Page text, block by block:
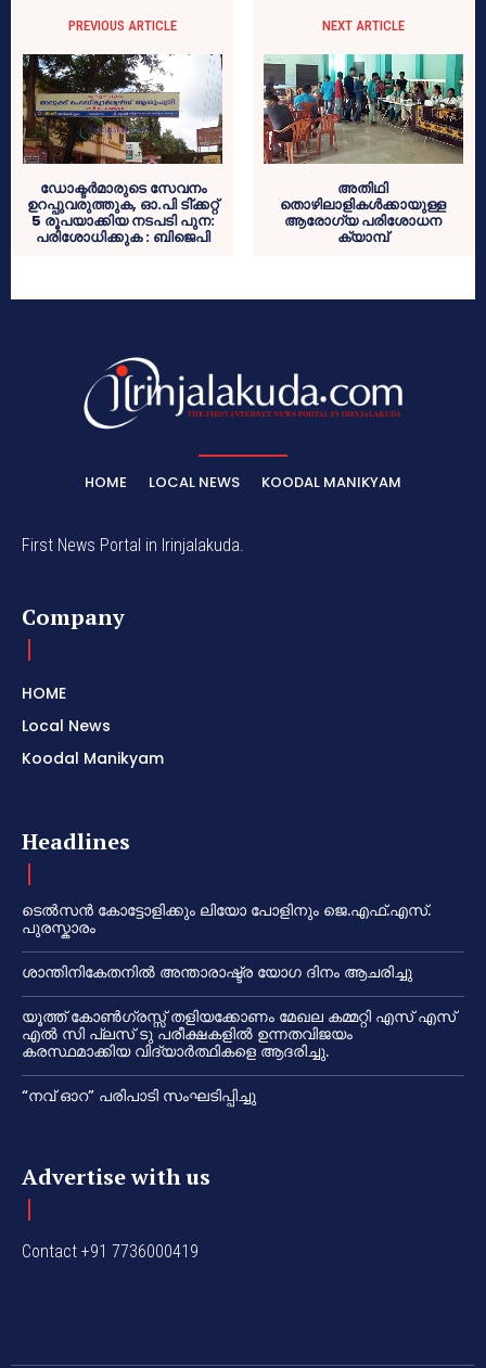
PREVIOUS ARTICLE
ഡോക്ടര്‍മാരുടെ സേവനം
ഉറപ്പുവരുത്തുക, ഓ.പി ടി്ക്കറ്റ്
5 രൂപയാക്കിയ നടപടി പുന:
പരിശോധിക്കുക : ബിജെപി
NEXT ARTICLE
അതിഥി
തൊഴിലാളികള്‍ക്കായുള്ള
ആരോഗ്യ പരിശോധന
ക്യാമ്പ്
HOME LOCAL NEWS KOODAL MANIKYAM
First News Portal in Irinjalakuda.
Company
HOME
Local News
Koodal Manikyam
Headlines
ടെൽസൻ കോട്ടോളിക്കും ലിയോ പോളിനും ജെ.എഫ്.എസ്.
പുരസ്കാരം
ശാന്തിനികേതനിൽ അന്താരാഷ്ട്ര യോഗ ദിനം ആചരിച്ചു
യൂത്ത് കോൺഗ്രസ്സ് തളിയക്കോണം മേഖല കമ്മറ്റി എസ് എസ്
എൽ സി പ്ലസ് ടു പരീക്ഷകളിൽ ഉന്നതവിജയം
കരസ്ഥമാക്കിയ വിദ്യാർത്ഥികളെ ആദരിച്ചു.
“നവ് ഓറ” പരിപാടി സംഘടിപ്പിച്ചു
Advertise with us
Contact +91 7736000419